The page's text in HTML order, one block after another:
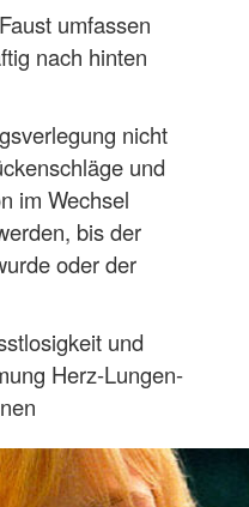
umfassen
nach hinten
nicht
und
im Wechsel
bis der
oder der
und
Herz-Lungen-